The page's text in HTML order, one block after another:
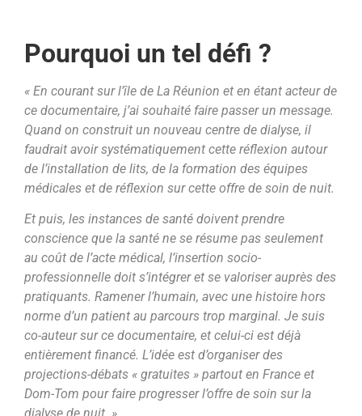
Pourquoi un tel défi ?
« En courant sur l’île de La Réunion et en étant acteur de
ce documentaire, j’ai souhaité faire passer un message.
Quand on construit un nouveau centre de dialyse, il
faudrait avoir systématiquement cette réflexion autour
de l’installation de lits, de la formation des équipes
médicales et de réflexion sur cette offre de soin de nuit.
Et puis, les instances de santé doivent prendre
conscience que la santé ne se résume pas seulement
au coût de l’acte médical, l’insertion socio-
professionnelle doit s’intégrer et se valoriser auprès des
pratiquants. Ramener l’humain, avec une histoire hors
norme d’un patient au parcours trop marginal. Je suis
co-auteur sur ce documentaire, et celui-ci est déjà
entièrement financé. L’idée est d’organiser des
projections-débats « gratuites » partout en France et
Dom-Tom pour faire progresser l’offre de soin sur la